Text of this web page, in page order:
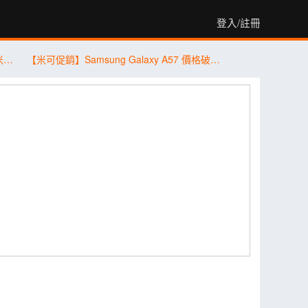
登入/註冊
【桃園促銷】vivo、OPPO、Honor、小米、Samsung、Apple，現貨特價 3,590 元起有夠划算！(7/31~8/6) 【米可促銷】Samsung Galaxy A57 價格破盤！米可手機館限時 $13,890 (8/4~8/6)